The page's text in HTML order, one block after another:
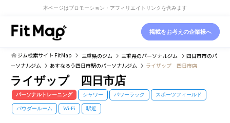
本ページはプロモーション・アフィリエイトリンクを含みます
掲載をお考えの企業様へ
ジム検索サイト FitMap 三重県のジム 三重県のパーソナルジム 四日市市のパ
ーソナルジム
あすなろう四日市駅のパーソナルジム ライザップ 四日市店
ライザップ 四日市店
パーソナルトレーニング シャワー パワーラック スポーツフィールド
パウダールーム Wi-Fi 駅近